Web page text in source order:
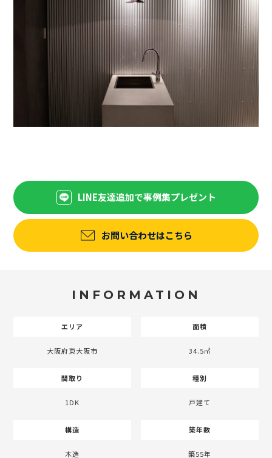
LINE友達追加で事例集プレゼント
お問い合わせはこちら
INFORMATION
エリア
大阪府東大阪市
面積
34.5㎡
間取り
1DK
種別
戸建て
構造
木造
築年数
築55年